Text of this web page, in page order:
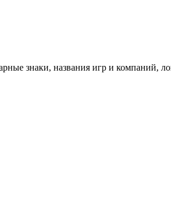
знаки, названия игр и компаний,